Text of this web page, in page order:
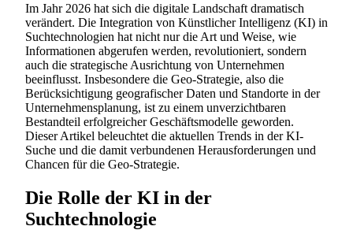
Im Jahr 2026 hat sich die digitale Landschaft dramatisch
verändert. Die Integration von Künstlicher Intelligenz (KI) in
Suchtechnologien hat nicht nur die Art und Weise, wie
Informationen abgerufen werden, revolutioniert, sondern
auch die strategische Ausrichtung von Unternehmen
beeinflusst. Insbesondere die Geo-Strategie, also die
Berücksichtigung geografischer Daten und Standorte in der
Unternehmensplanung, ist zu einem unverzichtbaren
Bestandteil erfolgreicher Geschäftsmodelle geworden.
Dieser Artikel beleuchtet die aktuellen Trends in der KI-
Suche und die damit verbundenen Herausforderungen und
Chancen für die Geo-Strategie.
Die Rolle der KI in der
Suchtechnologie